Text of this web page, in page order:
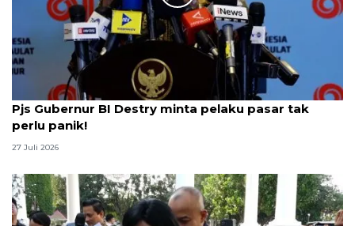
Pjs Gubernur BI Destry minta pelaku pasar tak
perlu panik!
27 Juli 2026